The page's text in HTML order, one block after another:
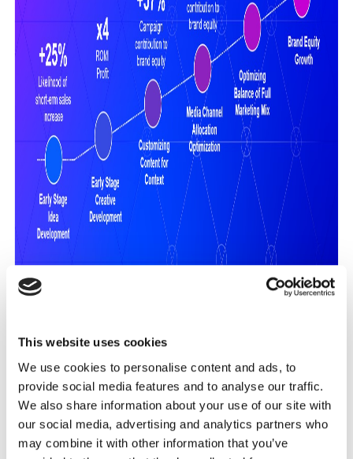
This website uses cookies
We use cookies to personalise content and ads, to
provide social media features and to analyse our traffic.
We also share information about your use of our site with
our social media, advertising and analytics partners who
may combine it with other information that you’ve
I trend del 2025
Relatable Realities: relazioni autentiche in un mondo
digitalizzato